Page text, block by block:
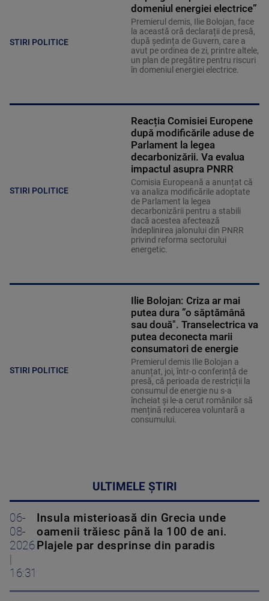
STIRI POLITICE
domeniul energiei electrice”
Premierul demis, Ilie Bolojan, face
la această oră declarații de presă,
după ședința de Guvern, care a
avut pe ordinea de zi, printre altele,
un plan de pregătire pentru riscuri
în domeniul energiei electrice.
STIRI POLITICE
Reacția Comisiei Europene
după modificările aduse de
Parlament la legea
decarbonizării. Va evalua
impactul asupra PNRR
Comisia Europeană a anunțat că
va analiza modificările adoptate
de Parlament la legea
decarbonizării pentru a stabili
dacă acestea afectează
îndeplinirea jalonului din PNRR
privind reforma sectorului
energetic.
STIRI POLITICE
Ilie Bolojan: Criza ar mai
putea dura ”o săptămână
sau două". Transelectrica va
putea deconecta marii
consumatori de energie
Premierul demis Ilie Bolojan a
anunțat, joi, într-o conferință de
presă, că perioada de restricții la
consumul de energie nu s-a
încheiat și le-a cerut românilor să
mențină reducerea voluntară a
consumului.
ULTIMELE ȘTIRI
06-
08-
2026
16:31
Insula misterioasă din Grecia unde
oamenii trăiesc până la 100 de ani.
Plajele par desprinse din paradis